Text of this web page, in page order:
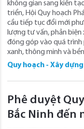
không gian sang kiến
triển, Hội Quy hoạch
cầu tiếp tục đổi mới
lượng tư vấn, phản
đóng góp vào quá
xanh, thông minh và
Quy hoạch - Xây dựng
Phê duyệt
Bắc Ninh đến